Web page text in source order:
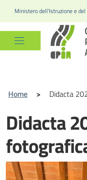
Ministero dell'Istruzione e
Home > Didacta
Didacta